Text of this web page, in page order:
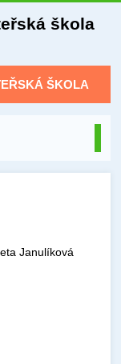
škola
ŠKOLA
Janulíková